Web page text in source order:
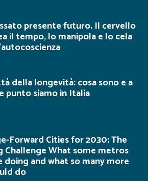
presente futuro. Il cervello
il tempo, lo manipola e lo cela
della longevità: cosa sono e a
punto siamo in Italia
Forward Cities for 2030: The
Challenge What some metros
doing and what so many more
do